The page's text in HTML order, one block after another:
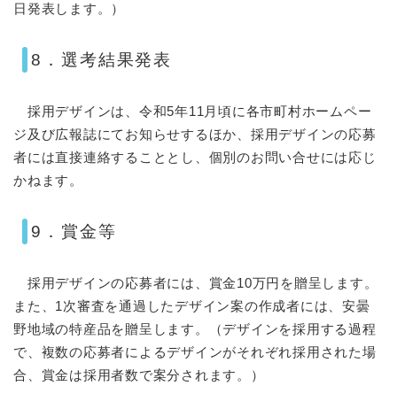
日発表します。）
8．選考結果発表
採用デザインは、令和5年11月頃に各市町村ホームペー
ジ及び広報誌にてお知らせするほか、採用デザインの応募
者には直接連絡することとし、個別のお問い合せには応じ
かねます。
9．賞金等
採用デザインの応募者には、賞金10万円を贈呈します。
また、1次審査を通過したデザイン案の作成者には、安曇
野地域の特産品を贈呈します。（デザインを採用する過程
で、複数の応募者によるデザインがそれぞれ採用された場
合、賞金は採用者数で案分されます。）